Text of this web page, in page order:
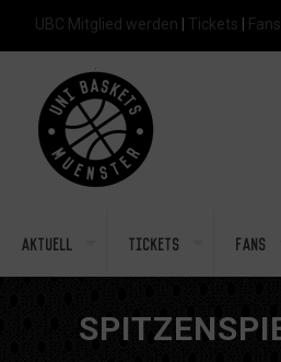
UBC Mitglied werden Tickets
Aktuell Tickets Fans